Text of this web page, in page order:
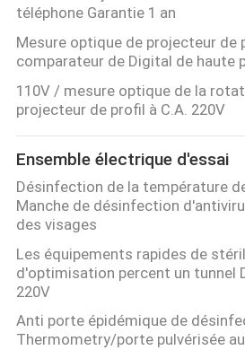
téléphone Garantie 1 an
Mesure optique de projecteur de
comparateur de Digital de haute
110V / mesure optique de la
projecteur de profil à C.A. 220V
Ensemble électrique d'essai
Désinfection de la température
Manche de désinfection
des visages
Les équipements rapides de
d'optimisation percent un tunnel
220V
Anti porte épidémique de
Thermometry/porte pulvérisée